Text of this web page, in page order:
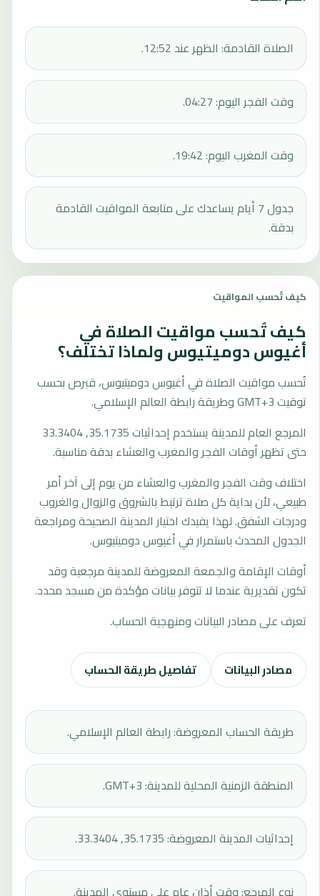
الصلاة القادمة: الظهر عند 12:52.
وقت الفجر اليوم: 04:27.
وقت المغرب اليوم: 19:42.
جدول 7 أيام يساعدك على متابعة المواقيت القادمة
بدقة.
كيف تُحسب المواقيت
كيف تُحسب مواقيت الصلاة في
أغيوس دوميتيوس ولماذا تختلف؟
تُحسب مواقيت الصلاة في أغيوس دوميتيوس، قبرص بحسب
توقيت GMT+3 وطريقة رابطة العالم الإسلامي.
المرجع العام للمدينة يستخدم إحداثيات 35.1735, 33.3404
حتى تظهر أوقات الفجر والمغرب والعشاء بدقة مناسبة.
اختلاف وقت الفجر والمغرب والعشاء من يوم إلى آخر أمر
طبيعي، لأن بداية كل صلاة ترتبط بالشروق والزوال والغروب
ودرجات الشفق. لهذا يفيدك اختيار المدينة الصحيحة ومراجعة
الجدول المحدث باستمرار في أغيوس دوميتيوس.
أوقات الإقامة والجمعة المعروضة للمدينة مرجعية وقد
تكون تقديرية عندما لا تتوفر بيانات مؤكدة من مسجد محدد.
تعرف على مصادر البيانات ومنهجية الحساب.
مصادر البيانات تفاصيل طريقة الحساب
طريقة الحساب المعروضة: رابطة العالم الإسلامي.
المنطقة الزمنية المحلية للمدينة: GMT+3.
إحداثيات المدينة المعروضة: 35.1735, 33.3404.
نوع المرجع: وقت أذان عام على مستوى المدينة.